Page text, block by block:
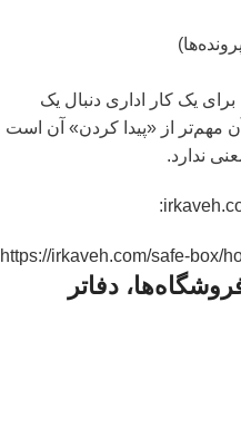
یک کار اداری دنبال یک
مهم‌تر از «پیدا کردن» آن است
ندارد.
:
https://irkaveh.com/safe-box/
دفاتر